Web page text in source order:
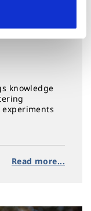
knowledge
Read more...